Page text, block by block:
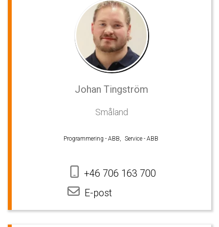
Johan Tingström
Småland
Programmering - ABB, Service - ABB
+46 706 163 700
E-post